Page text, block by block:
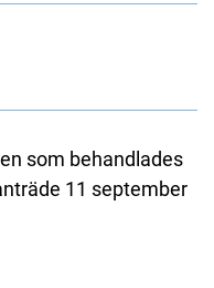
som behandlades
11 september